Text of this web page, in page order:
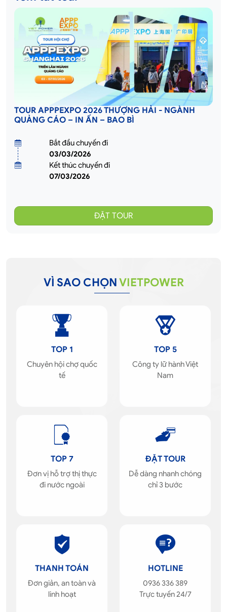
TOUR APPPEXPO 2026 THƯỢNG HẢI - NGÀNH
QUẢNG CÁO – IN ẤN – BAO BÌ
Bắt đầu chuyến đi
03/03/2026
Kết thúc chuyến đi
07/03/2026
VÌ SAO CHỌNVIETPOWER
TOP 1
Chuyên hội chợ quốc
tế
TOP 5
Công ty lữ hành Việt
Nam
TOP 7
Đơn vị hỗ trợ thị thực
đi nước ngoài
ĐẶT TOUR
Dễ dàng nhanh chóng
chỉ 3 bước
THANH TOÁN
Đơn giản, an toàn và
linh hoạt
HOTLINE
0936 336 389
Trực tuyến 24/7